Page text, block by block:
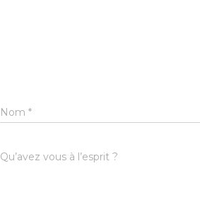
Nom *
Qu’avez vous à l’esprit ?